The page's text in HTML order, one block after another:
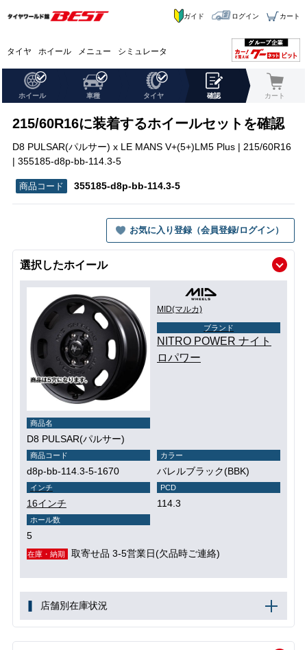
タイヤ ホイール メニュー シミュレータ
ガイド ログイン カート
ホイール 車種 タイヤ 確認 カート
215/60R16に装着するホイールセットを確認
D8 PULSAR(パルサー) x LE MANS V+(5+)LM5 Plus | 215/60R16
| 355185-d8p-bb-114.3-5
355185-d8p-bb-114.3-5
お気に入り登録（会員登録/ログイン）
選択したホイール
MID(マルカ)
ブランド
NITRO POWER ナイト
ロパワー
商品名
D8 PULSAR(パルサー)
商品コード
d8p-bb-114.3-5-1670
カラー
バレルブラック(BBK)
インチ
16インチ
PCD
114.3
ホール数
5
在庫・納期 取寄せ品 3-5営業日(欠品時ご連絡)
店舗別在庫状況